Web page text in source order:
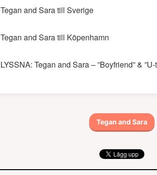
Tegan and Sara till Sverige
Tegan and Sara till Köpenhamn
LYSSNA: Tegan and Sara – ”Boyfriend” & ”U-
Tegan and Sara